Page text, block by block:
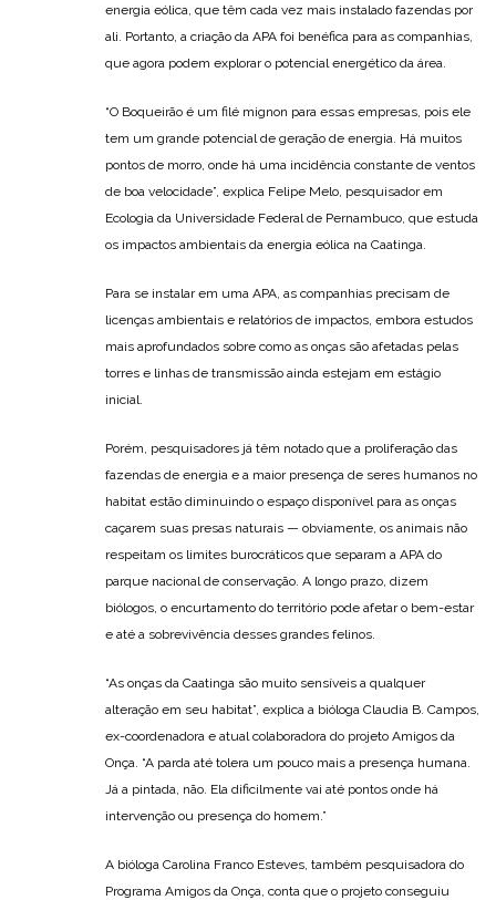
energia eólica, que têm cada vez mais instalado fazendas por
ali. Portanto, a criação da APA foi benéfica para as companhias,
que agora podem explorar o potencial energético da área.
“O Boqueirão é um filé mignon para essas empresas, pois ele
tem um grande potencial de geração de energia. Há muitos
pontos de morro, onde há uma incidência constante de ventos
de boa velocidade”, explica Felipe Melo, pesquisador em
Ecologia da Universidade Federal de Pernambuco, que estuda
os impactos ambientais da energia eólica na Caatinga.
Para se instalar em uma APA, as companhias precisam de
licenças ambientais e relatórios de impactos, embora estudos
mais aprofundados sobre como as onças são afetadas pelas
torres e linhas de transmissão ainda estejam em estágio
inicial.
Porém, pesquisadores já têm notado que a proliferação das
fazendas de energia e a maior presença de seres humanos no
habitat estão diminuindo o espaço disponível para as onças
caçarem suas presas naturais — obviamente, os animais não
respeitam os limites burocráticos que separam a APA do
parque nacional de conservação. A longo prazo, dizem
biólogos, o encurtamento do território pode afetar o bem-estar
e até a sobrevivência desses grandes felinos.
“As onças da Caatinga são muito sensíveis a qualquer
alteração em seu habitat”, explica a bióloga Claudia B. Campos,
ex-coordenadora e atual colaboradora do projeto Amigos da
Onça. “A parda até tolera um pouco mais a presença humana.
Já a pintada, não. Ela dificilmente vai até pontos onde há
intervenção ou presença do homem.”
A bióloga Carolina Franco Esteves, também pesquisadora do
Programa Amigos da Onça, conta que o projeto conseguiu